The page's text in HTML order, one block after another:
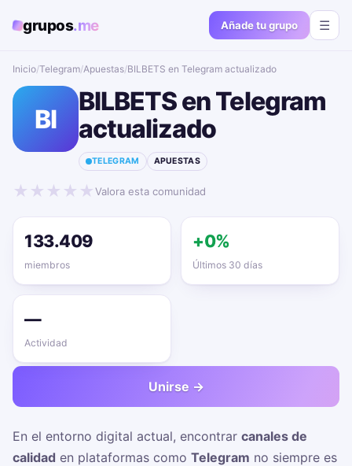
grupos.me Añade tu grupo ☰
Inicio/Telegram/Apuestas/BILBETS en Telegram actualizado📱🔥
BI
BILBETS en Telegram
actualizado📱🔥
TELEGRAM APUESTAS
★ ★ ★ ★ ★Valora esta comunidad
133.409
miembros
+0%
Últimos 30 días
—
Actividad
Unirse →
En el entorno digital actual, encontrar canales de
calidad en plataformas como Telegram no siempre es